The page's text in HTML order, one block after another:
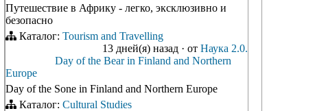
Путешествие в Африку - легко, эксклюзивно и
безопасно
Каталог: Tourism and Travelling
13 дней(я) назад · от Наука 2.0.
Day of the Bear in Finland and Northern
Europe
Day of the Sone in Finland and Northern Europe
Каталог: Cultural Studies